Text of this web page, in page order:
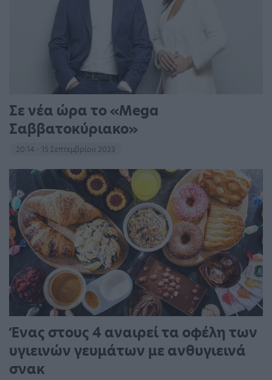
Σε νέα ώρα το «Mega
Σαββατοκύριακο»
20:14 - 15 Σεπτεμβρίου 2023
Ένας στους 4 αναιρεί τα οφέλη των
υγιεινών γευμάτων με ανθυγιεινά
σνακ